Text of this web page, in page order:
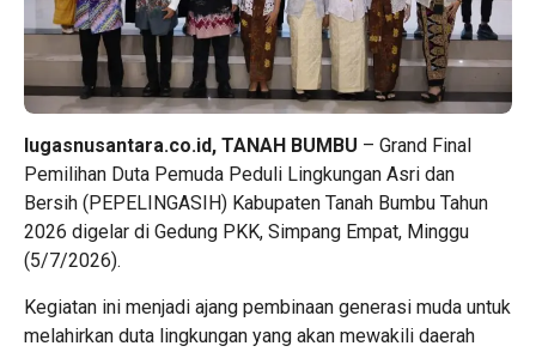
lugasnusantara.co.id, TANAH BUMBU – Grand Final
Pemilihan Duta Pemuda Peduli Lingkungan Asri dan
Bersih (PEPELINGASIH) Kabupaten Tanah Bumbu Tahun
2026 digelar di Gedung PKK, Simpang Empat, Minggu
(5/7/2026).
Kegiatan ini menjadi ajang pembinaan generasi muda untuk
melahirkan duta lingkungan yang akan mewakili daerah